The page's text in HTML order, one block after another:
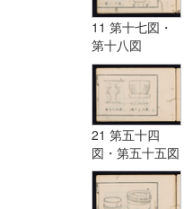
11 第十七図・
第十八図
21 第五十四
図・第五十五図